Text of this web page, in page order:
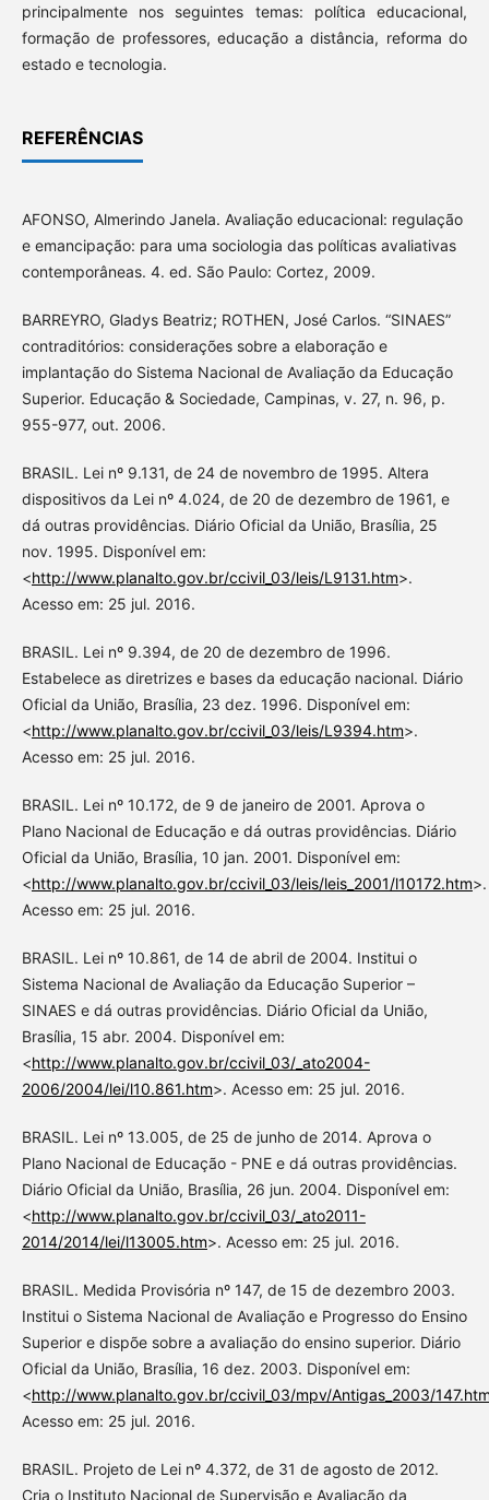
principalmente nos seguintes temas: política educacional,
formação de professores, educação a distância, reforma do
estado e tecnologia.
REFERÊNCIAS
AFONSO, Almerindo Janela. Avaliação educacional: regulação
e emancipação: para uma sociologia das políticas avaliativas
contemporâneas. 4. ed. São Paulo: Cortez, 2009.
BARREYRO, Gladys Beatriz; ROTHEN, José Carlos. “SINAES”
contraditórios: considerações sobre a elaboração e
implantação do Sistema Nacional de Avaliação da Educação
Superior. Educação & Sociedade, Campinas, v. 27, n. 96, p.
955-977, out. 2006.
BRASIL. Lei nº 9.131, de 24 de novembro de 1995. Altera
dispositivos da Lei nº 4.024, de 20 de dezembro de 1961, e
dá outras providências. Diário Oficial da União, Brasília, 25
nov. 1995. Disponível em:
<http://www.planalto.gov.br/ccivil_03/leis/L9131.htm>.
Acesso em: 25 jul. 2016.
BRASIL. Lei nº 9.394, de 20 de dezembro de 1996.
Estabelece as diretrizes e bases da educação nacional. Diário
Oficial da União, Brasília, 23 dez. 1996. Disponível em:
<http://www.planalto.gov.br/ccivil_03/leis/L9394.htm>.
Acesso em: 25 jul. 2016.
BRASIL. Lei nº 10.172, de 9 de janeiro de 2001. Aprova o
Plano Nacional de Educação e dá outras providências. Diário
Oficial da União, Brasília, 10 jan. 2001. Disponível em:
<http://www.planalto.gov.br/ccivil_03/leis/leis_2001/l10172.htm>.
Acesso em: 25 jul. 2016.
BRASIL. Lei nº 10.861, de 14 de abril de 2004. Institui o
Sistema Nacional de Avaliação da Educação Superior –
SINAES e dá outras providências. Diário Oficial da União,
Brasília, 15 abr. 2004. Disponível em:
<http://www.planalto.gov.br/ccivil_03/_ato2004-
2006/2004/lei/l10.861.htm>. Acesso em: 25 jul. 2016.
BRASIL. Lei nº 13.005, de 25 de junho de 2014. Aprova o
Plano Nacional de Educação - PNE e dá outras providências.
Diário Oficial da União, Brasília, 26 jun. 2004. Disponível em:
<http://www.planalto.gov.br/ccivil_03/_ato2011-
2014/2014/lei/l13005.htm>. Acesso em: 25 jul. 2016.
BRASIL. Medida Provisória nº 147, de 15 de dezembro 2003.
Institui o Sistema Nacional de Avaliação e Progresso do Ensino
Superior e dispõe sobre a avaliação do ensino superior. Diário
Oficial da União, Brasília, 16 dez. 2003. Disponível em:
<http://www.planalto.gov.br/ccivil_03/mpv/Antigas_2003/
Acesso em: 25 jul. 2016.
BRASIL. Projeto de Lei nº 4.372, de 31 de agosto de 2012.
Cria o Instituto Nacional de Supervisão e Avaliação da